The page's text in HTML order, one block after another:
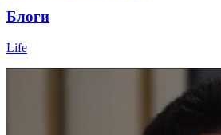
Блоги
Life